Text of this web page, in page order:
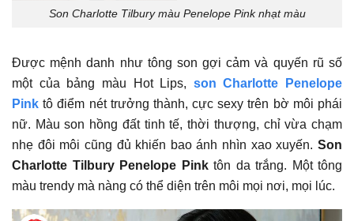
Son Charlotte Tilbury màu Penelope Pink nhạt màu
Được mệnh danh như tông son gợi cảm và quyến rũ số
một của bảng màu Hot Lips, son Charlotte Penelope
Pink tô điểm nét trưởng thành, cực sexy trên bờ môi phái
nữ. Màu son hồng đất tinh tế, thời thượng, chỉ vừa chạm
nhẹ đôi môi cũng đủ khiến bao ánh nhìn xao xuyến. Son
Charlotte Tilbury Penelope Pinktôn da trắng. Một tông
màu trendy mà nàng có thể diện trên môi mọi nơi, mọi lúc.